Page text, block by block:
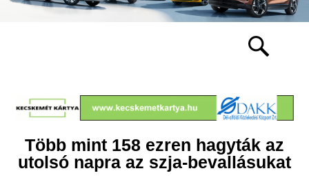
Több mint 158 ezren hagyták az
utolsó napra az szja-bevallásukat